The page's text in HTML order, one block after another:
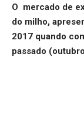
O mercado de
do milho,
2017 quando
passado